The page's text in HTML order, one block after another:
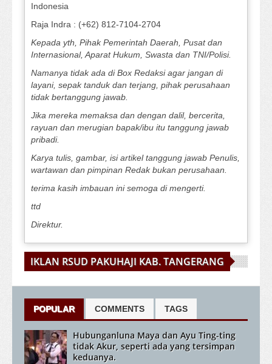
Indonesia
Raja Indra : (+62) 812-7104-2704
Kepada yth, Pihak Pemerintah Daerah, Pusat dan
Internasional, Aparat Hukum, Swasta dan TNI/Polisi.
Namanya tidak ada di Box Redaksi agar jangan di
layani, sepak tanduk dan terjang, pihak perusahaan
tidak bertanggung jawab.
Jika mereka memaksa dan dengan dalil, bercerita,
rayuan dan merugian bapak/ibu itu tanggung jawab
pribadi.
Karya tulis, gambar, isi artikel tanggung jawab Penulis,
wartawan dan pimpinan Redak bukan perusahaan.
terima kasih imbauan ini semoga di mengerti.
ttd
Direktur.
IKLAN RSUD PAKUHAJI KAB. TANGERANG
POPULAR COMMENTS TAGS
Hubunganluna Maya dan Ayu Ting-ting
tidak Akur, seperti ada yang tersimpan
keduanya.